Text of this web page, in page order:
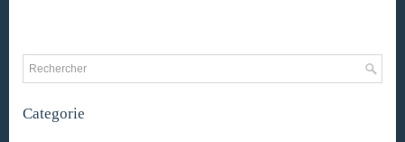
Categorie